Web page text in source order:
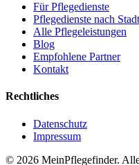
Für Pflegedienste
Pflegedienste nach Stadt
Alle Pflegeleistungen
Blog
Empfohlene Partner
Kontakt
Rechtliches
Datenschutz
Impressum
© 2026 MeinPflegefinder.